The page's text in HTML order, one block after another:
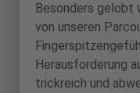
Besonders gelobt
von unseren
Herausforderung
trickreich und